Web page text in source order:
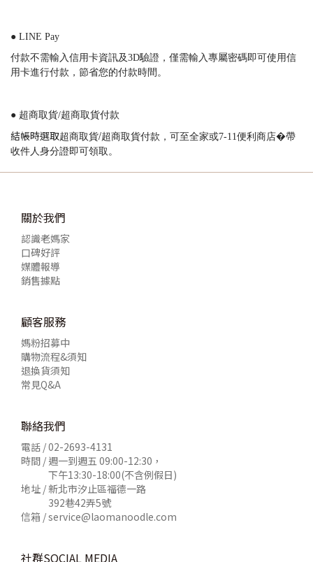
● LINE Pay
付款不需輸入信用卡資訊及3D驗證，僅需輸入專屬密碼即可使用信
用卡進行付款，節省您的付款時間。
● 超商取貨/超商取貨付款
結帳時選取超商取貨/超商取貨付款 ，可至全家或7-11便利商店�帶
收件人身分證即可領取。
關於我們
認識老媽家
口碑好評
媒體報導
銷售據點
顧客服務
媽粉招募中
購物流程&須知
退換貨須知
常見Q&A
聯絡我們
電話 /02-2693-4131
時間 / 週一到週五 09:00-12:30，
下午13:30-18:00(不含例假日)
地址 / 新北市汐止區福德一路
392巷42弄5號
信箱 /service@laomanoodle.com
社群SOCIAL MEDIA